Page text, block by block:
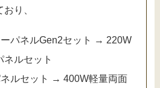
り、
ーパネルGen2セット → 220W
ルセット
ネルセット → 400W軽量両面